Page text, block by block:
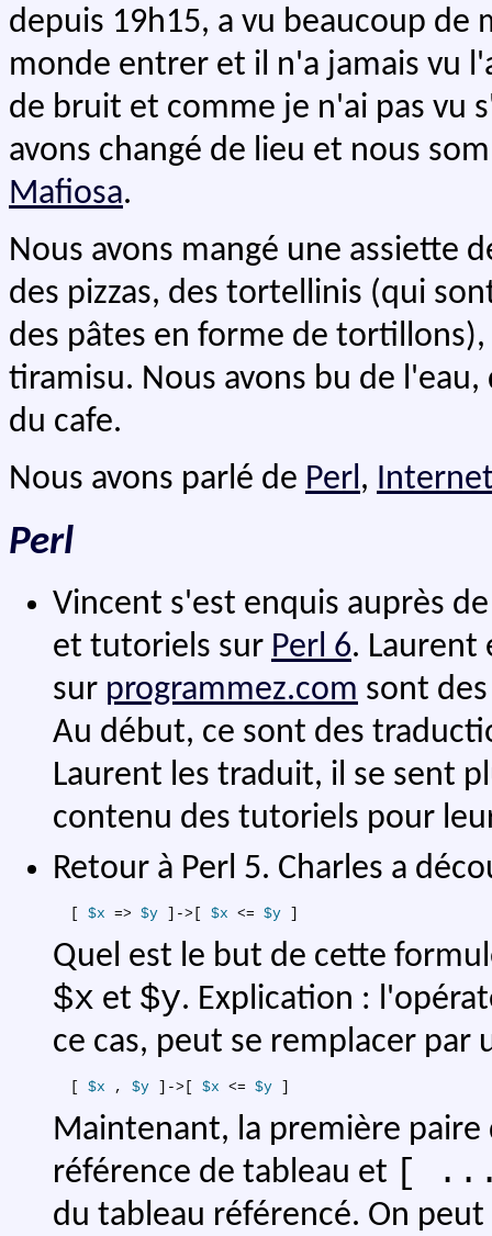
depuis 19h15, a vu beaucoup de
monde entrer et il n'a jamais vu
de bruit et comme je n'ai pas vu
avons changé de lieu et nous
Mafiosa.
Nous avons mangé une assiette
des pizzas, des tortellinis (qui
des pâtes en forme de
tiramisu. Nous avons bu de
du cafe.
Nous avons parlé de Perl,
Perl
Vincent s'est enquis auprès
et tutoriels sur Perl 6. Laurent
sur programmez.com sont
Au début, ce sont des
Laurent les traduit, il se sent
contenu des tutoriels pour
Retour à Perl 5. Charles a
$x => $y ->[ $x <= $y
Quel est le but de cette
$x et $y. Explication :
ce cas, peut se remplacer
$x , $y ->[ $x <= $y
Maintenant, la première
référence de tableau et [
du tableau référencé. On